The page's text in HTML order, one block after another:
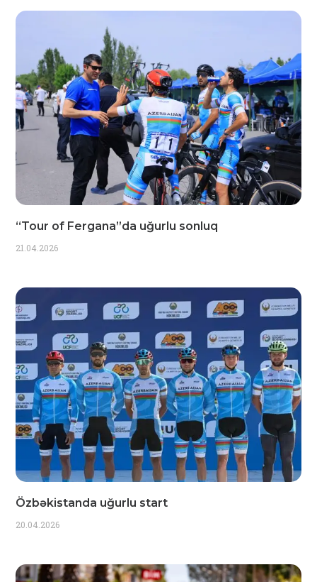
“Tour of Fergana”da uğurlu sonluq
21.04.2026
Özbəkistanda uğurlu start
20.04.2026